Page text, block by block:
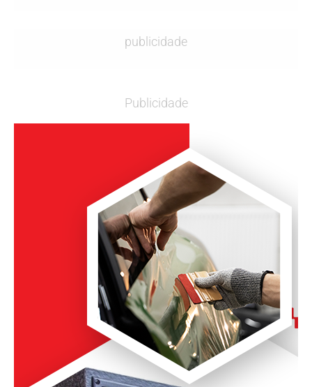
publicidade
Publicidade